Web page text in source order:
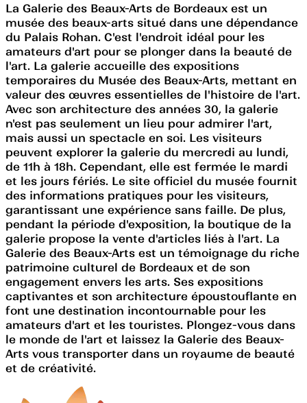
La Galerie des Beaux-Arts de Bordeaux est un
musée des beaux-arts situé dans une dépendance
du Palais Rohan. C'est l'endroit idéal pour les
amateurs d'art pour se plonger dans la beauté de
l'art. La galerie accueille des expositions
temporaires du Musée des Beaux-Arts, mettant en
valeur des œuvres essentielles de l'histoire de l'art.
Avec son architecture des années 30, la galerie
n'est pas seulement un lieu pour admirer l'art,
mais aussi un spectacle en soi. Les visiteurs
peuvent explorer la galerie du mercredi au lundi,
de 11h à 18h. Cependant, elle est fermée le mardi
et les jours fériés. Le site officiel du musée fournit
des informations pratiques pour les visiteurs,
garantissant une expérience sans faille. De plus,
pendant la période d'exposition, la boutique de la
galerie propose la vente d'articles liés à l'art. La
Galerie des Beaux-Arts est un témoignage du riche
patrimoine culturel de Bordeaux et de son
engagement envers les arts. Ses expositions
captivantes et son architecture époustouflante en
font une destination incontournable pour les
amateurs d'art et les touristes. Plongez-vous dans
le monde de l'art et laissez la Galerie des Beaux-
Arts vous transporter dans un royaume de beauté
et de créativité.